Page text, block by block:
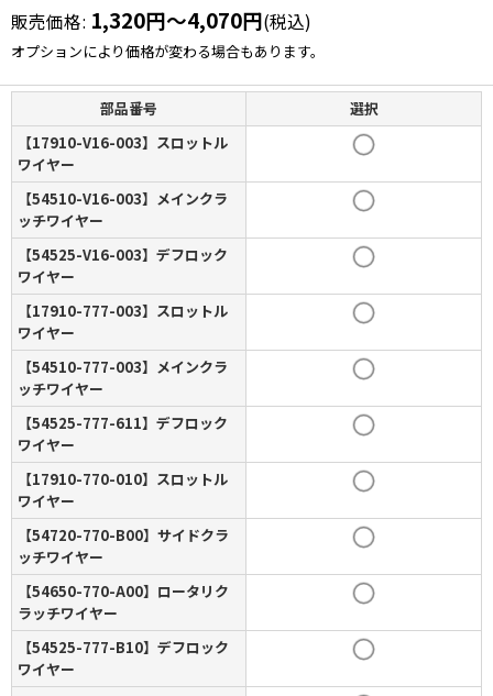
販売価格: 1,320円～4,070円(税込)
オプションにより価格が変わる場合もあります。
部品番号
選択
【17910-V16-003】スロットル
ワイヤー
【54510-V16-003】メインクラ
ッチワイヤー
【54525-V16-003】デフロック
ワイヤー
【17910-777-003】スロットル
ワイヤー
【54510-777-003】メインクラ
ッチワイヤー
【54525-777-611】デフロック
ワイヤー
【17910-770-010】スロットル
ワイヤー
【54720-770-B00】サイドクラ
ッチワイヤー
【54650-770-A00】ロータリク
ラッチワイヤー
【54525-777-B10】デフロック
ワイヤー